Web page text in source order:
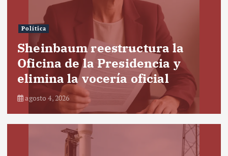
Política
Sheinbaum reestructura la
Oficina de la Presidencia y
elimina la vocería oficial
agosto 4, 2026